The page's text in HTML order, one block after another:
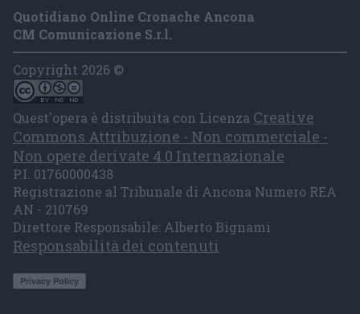
Quotidiano Online Cronache Ancona
CM Comunicazione S.r.l.
Copyright 2026 ©
Quest'opera è distribuita con Licenza Creative
Commons Attribuzione - Non commerciale -
Non opere derivate 4.0 Internazionale
P.I. 01760000438
Registrazione al Tribunale di Ancona Numero REA
AN - 210769
Direttore Responsabile: Alberto Bignami
Responsabilità dei contenuti